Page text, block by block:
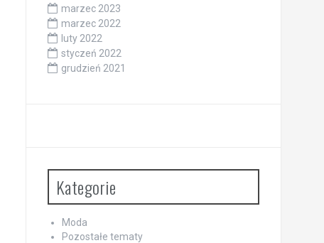
marzec 2023
marzec 2022
luty 2022
styczeń 2022
grudzień 2021
Kategorie
Moda
Pozostałe tematy